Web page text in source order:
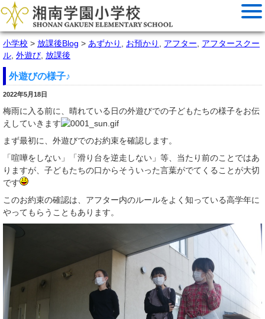
小学校 > 放課後Blog > あずかり お預かり アフター
アフタースクー
ル 外遊び 放課後
外遊びの様子♪
2022年5月18日
梅雨に入る前に、晴れている日の外遊びでの子どもたちの様子をお伝
えしていきます
まず最初に、外遊びでのお約束を確認します。
「喧嘩をしない」「滑り台を逆走しない」等、当たり前のことではあ
りますが、子どもたちの口からそういった言葉がでてくることが大切
です
このお約束の確認は、アフター内のルールをよく知っている高学年に
やってもらうこともあります。